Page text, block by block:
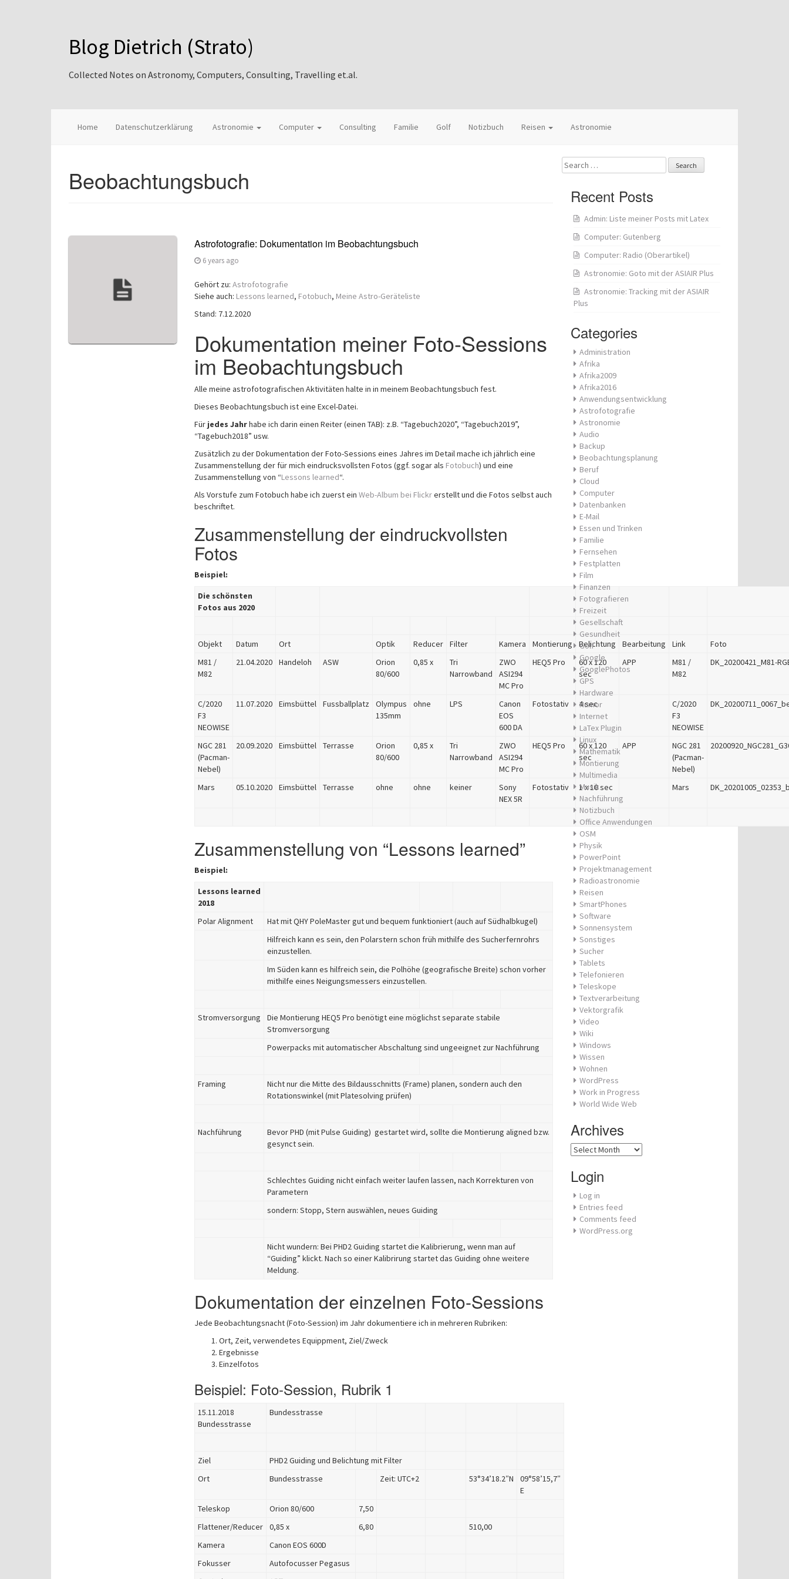
Blog Dietrich (Strato)
Collected Notes on Astronomy, Computers, Consulting, Travelling et.al.
Home Datenschutzerklärung Astronomie Computer Consulting Familie Golf Notizbuch Reisen Astronomie
Beobachtungsbuch
Astrofotografie: Dokumentation im Beobachtungsbuch
6 years ago
Gehört zu: Astrofotografie
Siehe auch: Lessons learned, Fotobuch, Meine Astro-Geräteliste
Stand: 7.12.2020
Dokumentation meiner Foto-Sessions
im Beobachtungsbuch
Alle meine astrofotografischen Aktivitäten halte in in meinem Beobachtungsbuch fest.
Dieses Beobachtungsbuch ist eine Excel-Datei.
Für jedes Jahrhabe ich darin einen Reiter (einen TAB): z.B. “Tagebuch2020”, “Tagebuch2019”,
“Tagebuch2018” usw.
Zusätzlich zu der Dokumentation der Foto-Sessions eines Jahres im Detail mache ich jährlich eine
Zusammenstellung der für mich eindrucksvollsten Fotos (ggf. sogar als Fotobuch) und eine
Zusammenstellung von “Lessons learned“.
Als Vorstufe zum Fotobuch habe ich zuerst ein Web-Album bei Flickrerstellt und die Fotos selbst auch
beschriftet.
Zusammenstellung der eindruckvollsten
Fotos
Beispiel:
Die schönsten
Fotos aus 2020
Objekt Datum Ort Optik Reducer Filter Kamera Montierung Belichtung Bearbeitung Link
Foto
M81 /
M82
21.04.2020 Handeloh ASW
Orion
80/600
0,85 x
Tri
Narrowband
ZWO
ASI294
MC Pro
HEQ5 Pro
60 x 120
sec
APP
M81 /
M82
DK_20200421_M81-
C/2020
F3
NEOWISE
11.07.2020 Eimsbüttel Fussballplatz
Olympus
135mm
ohne LPS
Canon
EOS
600 DA
Fotostativ 4 sec
C/2020
F3
NEOWISE
NGC 281
(Pacman-
Nebel)
20.09.2020 Eimsbüttel Terrasse
Orion
80/600
0,85 x
Tri
Narrowband
ZWO
ASI294
MC Pro
HEQ5 Pro
60 x 120
sec
APP
NGC 281
(Pacman-
Nebel)
Mars 05.10.2020 Eimsbüttel Terrasse ohne ohne keiner
Sony
NEX 5R
Fotostativ 1 x 10 sec Mars
Zusammenstellung von “Lessons learned”
Beispiel:
Lessons learned
2018
Polar Alignment
Hat mit QHY PoleMaster gut und bequem funktioniert (auch auf Südhalbkugel)
Hilfreich kann es sein, den Polarstern schon früh mithilfe des Sucherfernrohrs
einzustellen.
Im Süden kann es hilfreich sein, die Polhöhe (geografische Breite) schon vorher
mithilfe eines Neigungsmessers einzustellen.
Stromversorgung
Die Montierung HEQ5 Pro benötigt eine möglichst separate stabile
Stromversorgung
Powerpacks mit automatischer Abschaltung sind ungeeignet zur Nachführung
Framing
Nicht nur die Mitte des Bildausschnitts (Frame) planen, sondern auch den
Rotationswinkel (mit Platesolving prüfen)
Nachführung
Bevor PHD (mit Pulse Guiding) gestartet wird, sollte die Montierung aligned bzw.
gesynct sein.
Schlechtes Guiding nicht einfach weiter laufen lassen, nach Korrekturen von
Parametern
sondern: Stopp, Stern auswählen, neues Guiding
Nicht wundern: Bei PHD2 Guiding startet die Kalibrierung, wenn man auf
“Guiding” klickt. Nach so einer Kalibrirung startet das Guiding ohne weitere
Meldung.
Dokumentation der einzelnen Foto-Sessions
Jede Beobachtungsnacht (Foto-Session) im Jahr dokumentiere ich in mehreren Rubriken:
Ort, Zeit, verwendetes Equippment, Ziel/Zweck
Ergebnisse
Einzelfotos
Beispiel: Foto-Session, Rubrik 1
15.11.2018
Bundesstrasse
Bundesstrasse
Ziel
PHD2 Guiding und Belichtung mit Filter
Ort
Bundesstrasse Zeit: UTC+2 53°34’18.2″N
09°58’15,7″
E
Teleskop
Orion 80/600
7,50
Flattener/Reducer
0,85 x 6,80
510,00
Kamera
Canon EOS 600D
Fokusser
Autofocusser Pegasus
Search
for:
Recent Posts
Admin: Liste meiner Posts mit Latex
Computer: Gutenberg
Computer: Radio (Oberartikel)
Astronomie: Goto mit der ASIAIR Plus
Astronomie: Tracking mit der ASIAIR
Plus
Categories
Administration
Afrika
Afrika2009
Afrika2016
Anwendungsentwicklung
Astrofotografie
Astronomie
Audio
Backup
Beobachtungsplanung
Beruf
Cloud
Computer
Datenbanken
E-Mail
Essen und Trinken
Familie
Fernsehen
Festplatten
Film
Finanzen
Fotografieren
Freizeit
Gesellschaft
Gesundheit
Golf
Google
GooglePhotos
GPS
Hardware
Humor
Internet
LaTex Plugin
Linux
Mathematik
Montierung
Multimedia
Musik
Nachführung
Notizbuch
Office Anwendungen
OSM
Physik
PowerPoint
Projektmanagement
Radioastronomie
Reisen
SmartPhones
Software
Sonnensystem
Sonstiges
Sucher
Tablets
Telefonieren
Teleskope
Textverarbeitung
Vektorgrafik
Video
Wiki
Windows
Wissen
Wohnen
WordPress
Work in Progress
World Wide Web
Archives
Archives
Login
Log in
Entries feed
Comments feed
WordPress.org